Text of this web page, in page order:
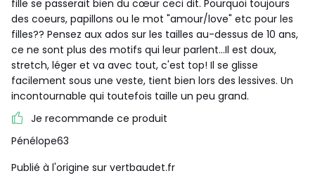
fille se passerait bien du cœur ceci dit. Pourquoi toujours
des coeurs, papillons ou le mot "amour/love" etc pour les
filles?? Pensez aux ados sur les tailles au-dessus de 10 ans,
ce ne sont plus des motifs qui leur parlent...Il est doux,
stretch, léger et va avec tout, c'est top! Il se glisse
facilement sous une veste, tient bien lors des lessives. Un
incontournable qui toutefois taille un peu grand.
Je recommande ce produit
Pénélope63
Publié à l'origine sur vertbaudet.fr